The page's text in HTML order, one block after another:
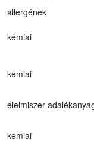
allergének
kémiai
kémiai
élelmiszer
kémiai